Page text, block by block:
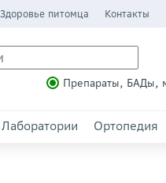
Здоровье питомца Контакты
Препараты, БАДы,
Лаборатории Ортопедия